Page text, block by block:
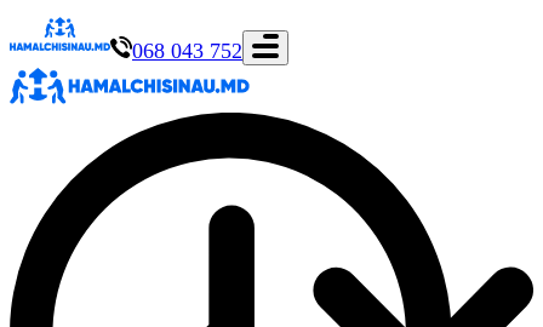
068 043 752